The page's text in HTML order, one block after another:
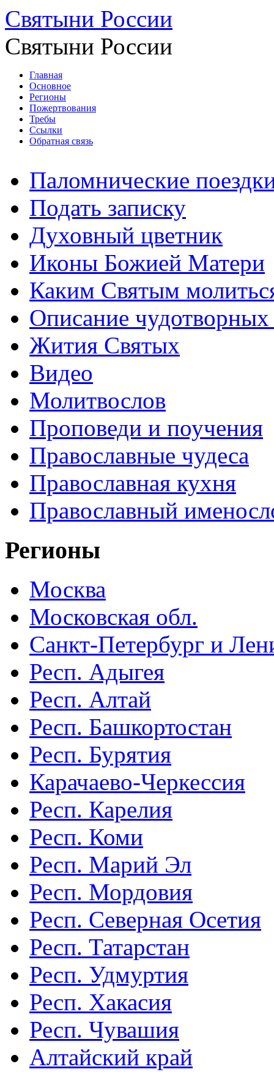
Святыни России
Святыни России
Главная
Основное
Регионы
Пожертвования
Требы
Ссылки
Обратная связь
Паломнические
Подать записку
Духовный цветник
Иконы Божией Матери
Каким Святым
Описание
Жития Святых
Видео
Молитвослов
Проповеди и поучения
Православные чудеса
Православная кухня
Православный
Регионы
Москва
Московская обл.
Санкт-Петербург и
Респ. Адыгея
Респ. Алтай
Респ. Башкортостан
Респ. Бурятия
Карачаево-Черкессия
Респ. Карелия
Респ. Коми
Респ. Марий Эл
Респ. Мордовия
Респ. Северная Осетия
Респ. Татарстан
Респ. Удмуртия
Респ. Хакасия
Респ. Чувашия
Алтайский край